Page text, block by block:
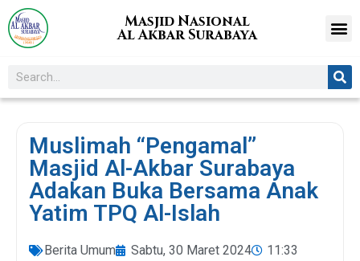
Masjid Nasional
Al Akbar Surabaya
Muslimah “Pengamal”
Masjid Al-Akbar Surabaya
Adakan Buka Bersama Anak
Yatim TPQ Al-Islah
Berita Umum Sabtu, 30 Maret 2024
11:33